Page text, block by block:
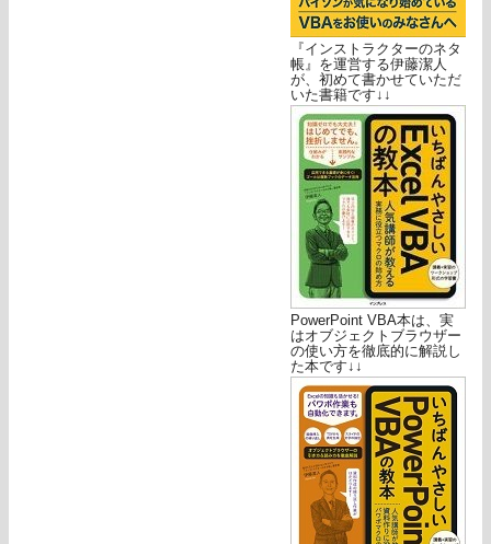
『インストラクターのネタ
帳』を運営する伊藤潔人
が、初めて書かせていただ
いた書籍です↓↓
PowerPoint VBA本は、実
はオブジェクトブラウザー
の使い方を徹底的に解説し
た本です↓↓